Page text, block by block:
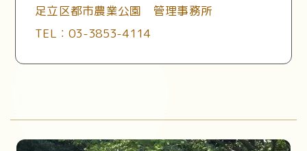
足立区都市農業公園 管理事務所
TEL：03-3853-4114